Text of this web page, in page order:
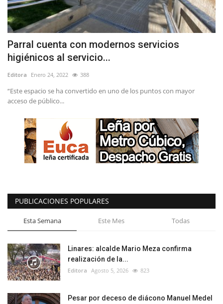
Parral cuenta con modernos servicios
higiénicos al servicio...
Editora Enero 24, 2022 388
“Este espacio se ha convertido en uno de los puntos con mayor
acceso de público...
PUBLICACIONES POPULARES
Esta Semana Este Mes Todas
Linares: alcalde Mario Meza confirma
realización de la...
Editora Agosto 5, 2026 823
Pesar por deceso de diácono Manuel Medel